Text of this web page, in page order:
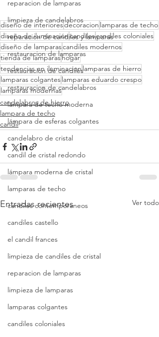
reparacion de lamparas
limpieza de candelabros
reparacion de candiles y lamparas
restauracion de lamparas
restauracion de candiles
restauracion de candelabros
lámpara de techo moderna
lámpara de esferas colgantes
candelabro de cristal
candil de cristal redondo
lámpara moderna de cristal
lamparas de techo
candiles contemporaneos
candiles castello
el candil frances
limpieza de candiles de cristal
reparacion de lamparas
limpieza de lamparas
lamparas colgantes
candiles coloniales
diseño de interioresdecoracion lamparas de techo
diseño de iluminacióncandilescandiles coloniales
diseño de lamparascandiles modernos
tienda de lamparashogar
tendencias en iluminacionlamparas de hierro
lamparas colganteslamparas eduardo crespo
lamparas modernas
candelabros de hierro
lampara de techo
candil
Entradas recientes Ver todo